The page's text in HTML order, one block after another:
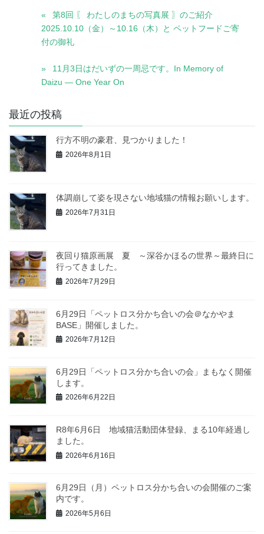
第8回 〖 わたしのまちの写真展 〗のご紹介
2025.10.10（金）～10.16（木）と ペットフードご寄
付の御礼
11月3日はだいずの一周忌です。In Memory of
Daizu — One Year On
最近の投稿
行方不明の豪君、見つかりました！
2026年8月1日
体調崩して姿を現さない地域猫の情報お願いします。
2026年7月31日
夜回り猫原画展 夏 ～深谷かほるの世界～最終日に
行ってきました。
2026年7月29日
6月29日「ペットロス分かち合いの会＠なかやま
BASE」開催しました。
2026年7月12日
6月29日「ペットロス分かち合いの会」まもなく開催
します。
2026年6月22日
R8年6月6日 地域猫活動団体登録、まる10年経過し
ました。
2026年6月16日
6月29日（月）ペットロス分かち合いの会開催のご案
内です。
2026年5月6日